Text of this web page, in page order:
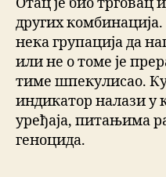
Отац је био трговац
других
нека групација да
или не о томе је
тиме шпекулисао.
индикатор налази у
уређаја, питањима
геноцида.